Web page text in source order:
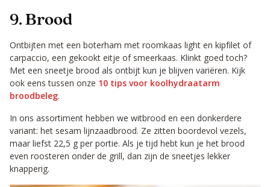
9. Brood
Ontbijten met een boterham met roomkaas light en kipfilet of
carpaccio, een gekookt eitje of smeerkaas. Klinkt goed toch?
Met een sneetje brood als ontbijt kun je blijven variëren. Kijk
ook eens tussen onze 10 tips voor koolhydraatarm
broodbeleg.
In ons assortiment hebben we witbrood en een donkerdere
variant: het sesam lijnzaadbrood. Ze zitten boordevol vezels,
maar liefst 22,5 g per portie. Als je tijd hebt kun je het brood
even roosteren onder de grill, dan zijn de sneetjes lekker
knapperig.